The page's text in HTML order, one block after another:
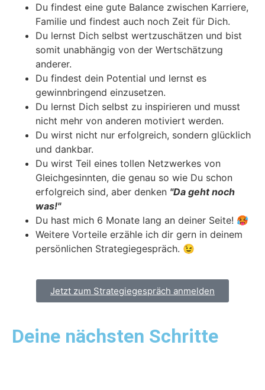
Du findest eine gute Balance zwischen Karriere,
Familie und findest auch noch Zeit für Dich.
Du lernst Dich selbst wertzuschätzen und bist
somit unabhängig von der Wertschätzung
anderer.
Du findest dein Potential und lernst es
gewinnbringend einzusetzen.
Du lernst Dich selbst zu inspirieren und musst
nicht mehr von anderen motiviert werden.
Du wirst nicht nur erfolgreich, sondern glücklich
und dankbar.
Du wirst Teil eines tollen Netzwerkes von
Gleichgesinnten, die genau so wie Du schon
erfolgreich sind, aber denken "Da geht noch
was!"
Du hast mich 6 Monate lang an deiner Seite! 🥵
Weitere Vorteile erzähle ich dir gern in deinem
persönlichen Strategiegespräch. 😉
Jetzt zum Strategiegespräch anmelden
Deine nächsten Schritte